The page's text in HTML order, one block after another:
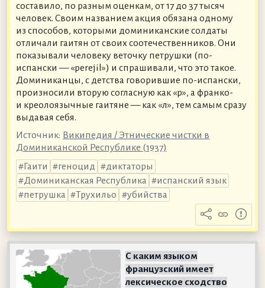
составило, по разным оценкам, от 17 до 37 тысяч
человек. Своим названием акция обязана одному
из способов, которыми доминиканские солдаты
отличали гаитян от своих соотечественников. Они
показывали человеку веточку петрушки (по-
испански — «perejil») и спрашивали, что это такое.
Доминиканцы, с детства говорившие по-испански,
произносили вторую согласную как «р», а франко-
и креолоязычные гаитяне — как «л», тем самым сразу
выдавая себя.
Источник: Википедия / Этнические чистки в
Доминиканской Республике (1937)
Гаити
геноцид
диктаторы
Доминиканская Республика
испанский язык
петрушка
Трухильо убийства
С каким языком
французский имеет
лексическое сходство